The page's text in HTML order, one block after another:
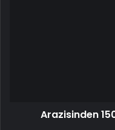
Arazisinden